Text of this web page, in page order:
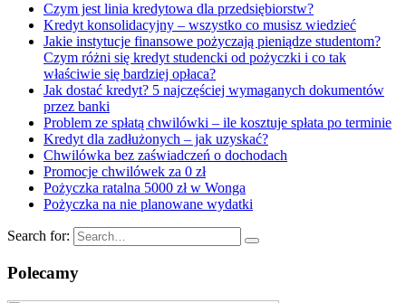
Czym jest linia kredytowa dla przedsiębiorstw?
Kredyt konsolidacyjny – wszystko co musisz wiedzieć
Jakie instytucje finansowe pożyczają pieniądze studentom?
Czym różni się kredyt studencki od pożyczki i co tak
właściwie się bardziej opłaca?
Jak dostać kredyt? 5 najczęściej wymaganych dokumentów
przez banki
Problem ze spłatą chwilówki – ile kosztuje spłata po terminie
Kredyt dla zadłużonych – jak uzyskać?
Chwilówka bez zaświadczeń o dochodach
Promocje chwilówek za 0 zł
Pożyczka ratalna 5000 zł w Wonga
Pożyczka na nie planowane wydatki
Search for:
Polecamy